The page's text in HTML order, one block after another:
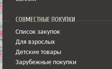
СОВМЕСТНЫЕ ПОКУПКИ
Список закупок
Для взрослых
Детские товары
Зарубежные покупки